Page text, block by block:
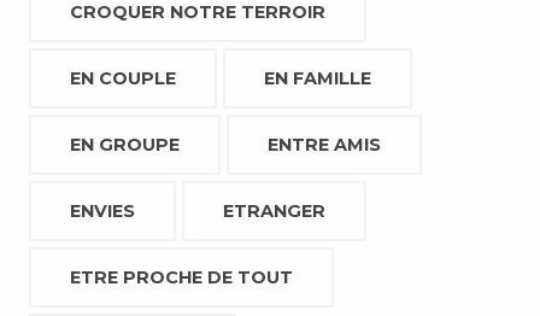
CROQUER NOTRE TERROIR
EN COUPLE EN FAMILLE
EN GROUPE ENTRE AMIS
ENVIES ETRANGER
ETRE PROCHE DE TOUT